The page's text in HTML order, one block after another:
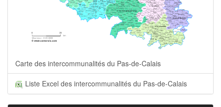
Carte des intercommunalités du Pas-de-Calais
Liste Excel des intercommunalités du Pas-de-Calais